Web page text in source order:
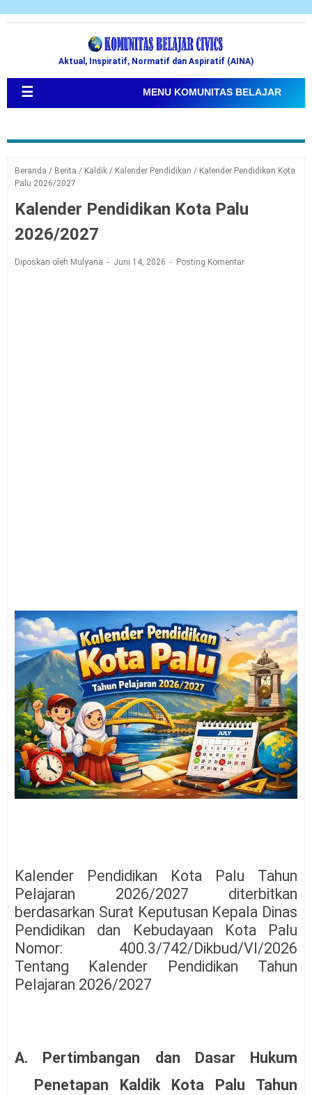
Aktual, Inspiratif, Normatif dan Aspiratif (AINA)
☰ MENU KOMUNITAS BELAJAR
Beranda / Berita / Kaldik / Kalender Pendidikan / Kalender Pendidikan Kota
Palu 2026/2027
Kalender Pendidikan Kota Palu
2026/2027
Diposkan oleh Mulyana Juni 14, 2026 Posting Komentar
Kalender Pendidikan Kota Palu Tahun
Pelajaran 2026/2027 diterbitkan
berdasarkan Surat Keputusan Kepala Dinas
Pendidikan dan Kebudayaan Kota Palu
Nomor: 400.3/742/Dikbud/VI/2026
Tentang Kalender Pendidikan Tahun
Pelajaran 2026/2027
A. Pertimbangan dan Dasar Hukum
Penetapan Kaldik Kota Palu Tahun